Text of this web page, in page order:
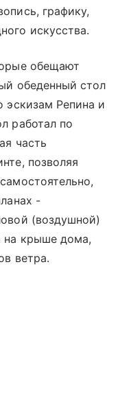
графику,
искусства.
обещают
обеденный стол
эскизам Репина и
работал по
часть
позволяя
-
(воздушной)
на крыше дома,
ветра.